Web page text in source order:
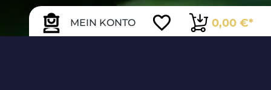
MEIN KONTO 0,00 €*